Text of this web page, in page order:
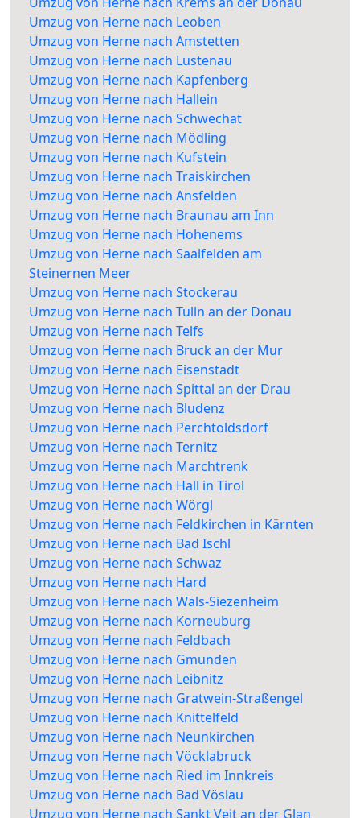
Umzug von Herne nach Leoben
Umzug von Herne nach Amstetten
Umzug von Herne nach Lustenau
Umzug von Herne nach Kapfenberg
Umzug von Herne nach Hallein
Umzug von Herne nach Schwechat
Umzug von Herne nach Mödling
Umzug von Herne nach Kufstein
Umzug von Herne nach Traiskirchen
Umzug von Herne nach Ansfelden
Umzug von Herne nach Braunau am Inn
Umzug von Herne nach Hohenems
Umzug von Herne nach Saalfelden am
Steinernen Meer
Umzug von Herne nach Stockerau
Umzug von Herne nach Tulln an der Donau
Umzug von Herne nach Telfs
Umzug von Herne nach Bruck an der Mur
Umzug von Herne nach Eisenstadt
Umzug von Herne nach Spittal an der Drau
Umzug von Herne nach Bludenz
Umzug von Herne nach Perchtoldsdorf
Umzug von Herne nach Ternitz
Umzug von Herne nach Marchtrenk
Umzug von Herne nach Hall in Tirol
Umzug von Herne nach Wörgl
Umzug von Herne nach Feldkirchen in Kärnten
Umzug von Herne nach Bad Ischl
Umzug von Herne nach Schwaz
Umzug von Herne nach Hard
Umzug von Herne nach Wals-Siezenheim
Umzug von Herne nach Korneuburg
Umzug von Herne nach Feldbach
Umzug von Herne nach Gmunden
Umzug von Herne nach Leibnitz
Umzug von Herne nach Gratwein-Straßengel
Umzug von Herne nach Knittelfeld
Umzug von Herne nach Neunkirchen
Umzug von Herne nach Vöcklabruck
Umzug von Herne nach Ried im Innkreis
Umzug von Herne nach Bad Vöslau
Umzug von Herne nach Sankt Veit an der Glan